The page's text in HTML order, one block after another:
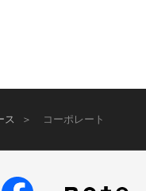
ス コーポレート